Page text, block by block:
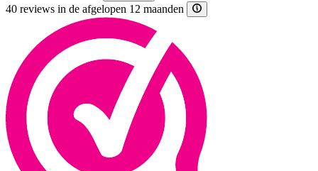
40 reviews in de afgelopen 12 maanden